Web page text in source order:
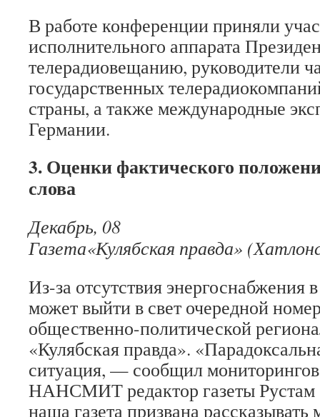
В работе конференции приняли
исполнительного аппарата
телерадиовещанию, руководители
государственных
страны, а также международные
Германии.
3. Оценки фактического
слова
Декабрь, 08
Газета«Кулябская правда»
Из-за отсутствия энергоснабжения
может выйти в свет очередной
общественно-политической
«Кулябская правда».
ситуация, — сообщил
НАНСМИТ редактор газеты
наша газета призвана